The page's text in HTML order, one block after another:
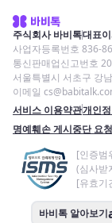
주식회사 바비톡대표
사업자등록번호 836-
통신판매업신고번호
서울특별시 서초구 강
이메일
서비스 이용약관개인
명예훼손 게시중단 요청
[인증범
(심사받
[유효기
바비톡 알아보기